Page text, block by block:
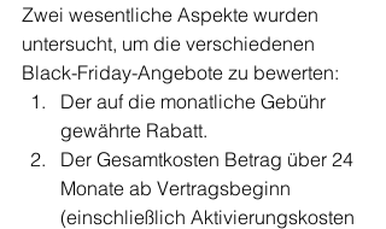
Zwei wesentliche Aspekte wurden
untersucht, um die verschiedenen
Black-Friday-Angebote zu bewerten:
Der auf die monatliche Gebühr
gewährte Rabatt.
Der Gesamtkosten Betrag über 24
Monate ab Vertragsbeginn
(einschließlich Aktivierungskosten